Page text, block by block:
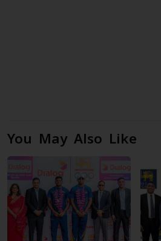
You May Also Like